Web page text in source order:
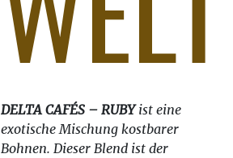
DELTA CAFÉS – RUBYist eine
exotische Mischung kostbarer
Bohnen. Dieser Blend ist der